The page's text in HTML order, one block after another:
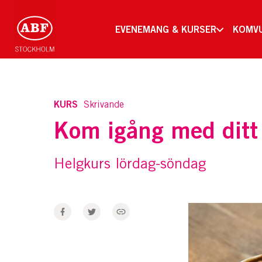
EVENEMANG & KURSER
KURS Skrivande
Kom igång med
Helgkurs lördag-söndag